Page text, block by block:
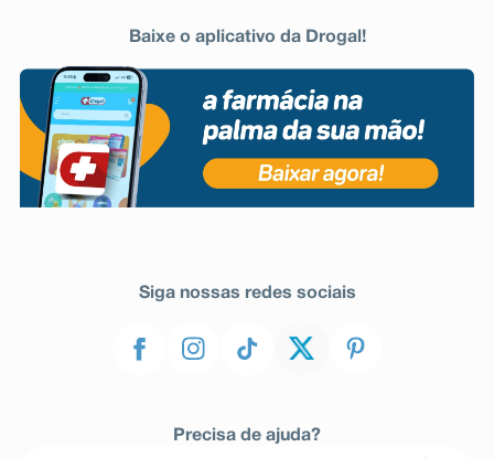
Baixe o aplicativo da Drogal!
Siga nossas redes sociais
Precisa de ajuda?